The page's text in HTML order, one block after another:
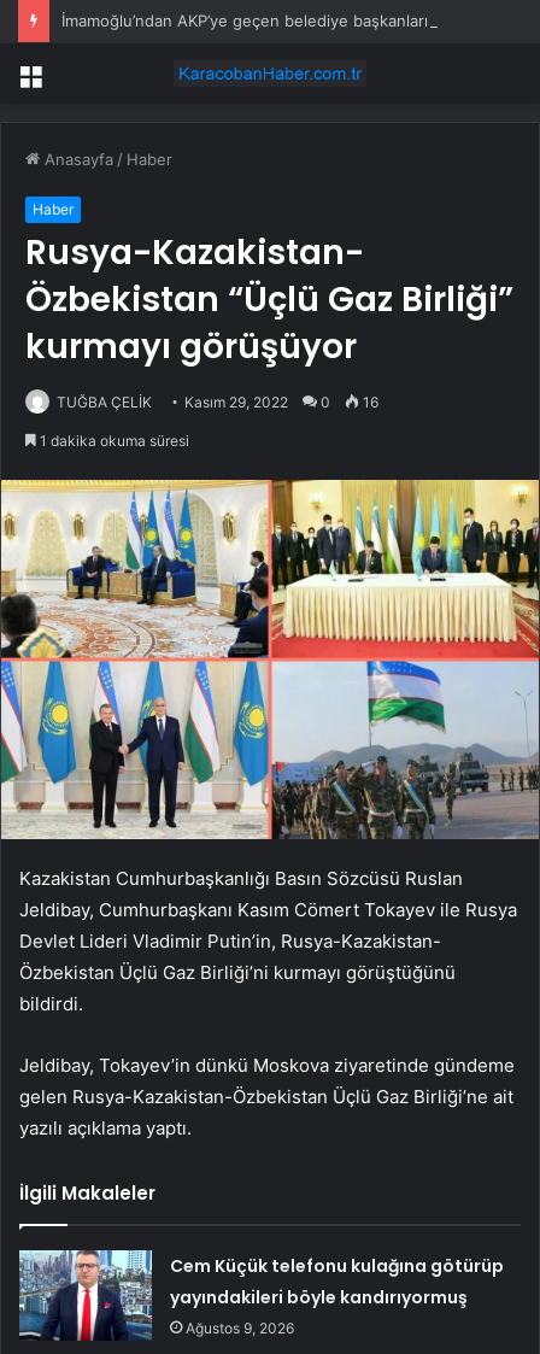
İmamoğlu’ndan AKP’ye geçen belediye başkanlarına tepki
Menü
Anasayfa / Haber
Haber
Rusya-Kazakistan-
Özbekistan “Üçlü Gaz Birliği”
kurmayı görüşüyor
TUĞBA ÇELİK Kasım 29, 2022 0 16
1 dakika okuma süresi
Kazakistan Cumhurbaşkanlığı Basın Sözcüsü Ruslan
Jeldibay, Cumhurbaşkanı Kasım Cömert Tokayev ile Rusya
Devlet Lideri Vladimir Putin’in, Rusya-Kazakistan-
Özbekistan Üçlü Gaz Birliği’ni kurmayı görüştüğünü
bildirdi.
Jeldibay, Tokayev’in dünkü Moskova ziyaretinde gündeme
gelen Rusya-Kazakistan-Özbekistan Üçlü Gaz Birliği’ne ait
yazılı açıklama yaptı.
İlgili Makaleler
Cem Küçük telefonu kulağına götürüp
yayındakileri böyle kandırıyormuş
Ağustos 9, 2026